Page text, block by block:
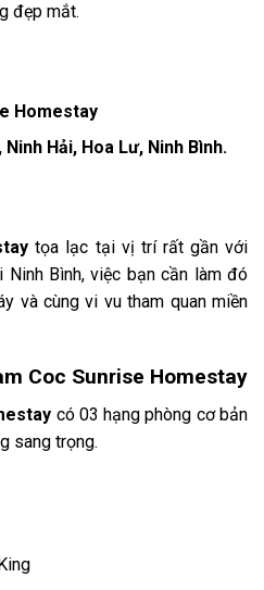
đẹp mắt.
Homestay
Hải, Hoa Lư, Ninh Bình.
tọa lạc tại vị trí rất gần với
Bình, việc bạn cần làm đó
và cùng vi vu tham quan miền
Coc Sunrise Homestay
có 03 hạng phòng cơ bản
sang trọng.